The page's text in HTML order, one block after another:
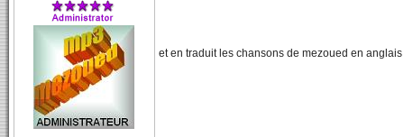
et en traduit les chansons de mezoued en